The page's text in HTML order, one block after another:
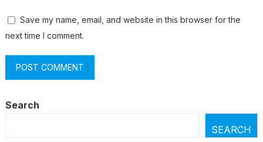
Save my name, email, and website in this browser for the
next time I comment.
Search
SEARCH